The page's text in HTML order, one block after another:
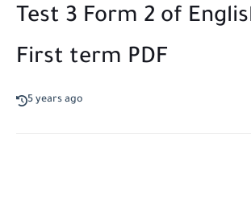
Test 3 Form 2 of
First term PDF
5 years ago